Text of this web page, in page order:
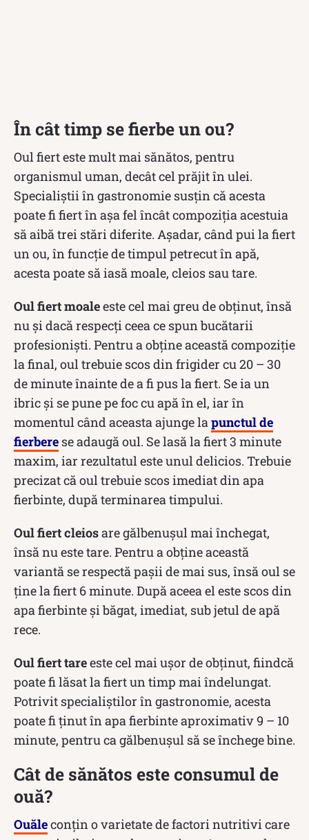
În cât timp se fierbe un ou?
Oul fiert este mult mai sănătos, pentru
organismul uman, decât cel prăjit în ulei.
Specialiștii în gastronomie susțin că acesta
poate fi fiert în așa fel încât compoziția acestuia
să aibă trei stări diferite. Așadar, când pui la fiert
un ou, în funcție de timpul petrecut în apă,
acesta poate să iasă moale, cleios sau tare.
Oul fiert moaleeste cel mai greu de obținut, însă
nu și dacă respecți ceea ce spun bucătarii
profesioniști. Pentru a obține această compoziție
la final, oul trebuie scos din frigider cu 20 – 30
de minute înainte de a fi pus la fiert. Se ia un
ibric și se pune pe foc cu apă în el, iar în
momentul când aceasta ajunge la punctul de
fierbere se adaugă oul. Se lasă la fiert 3 minute
maxim, iar rezultatul este unul delicios. Trebuie
precizat că oul trebuie scos imediat din apa
fierbinte, după terminarea timpului.
Oul fiert cleiosare gălbenușul mai închegat,
însă nu este tare. Pentru a obține această
variantă se respectă pașii de mai sus, însă oul se
ține la fiert 6 minute. După aceea el este scos din
apa fierbinte și băgat, imediat, sub jetul de apă
rece.
Oul fiert tareeste cel mai ușor de obținut, fiindcă
poate fi lăsat la fiert un timp mai îndelungat.
Potrivit specialiștilor în gastronomie, acesta
poate fi ținut în apa fierbinte aproximativ 9 – 10
minute, pentru ca gălbenușul să se închege bine.
Cât de sănătos este consumul de
ouă?
Ouăleconțin o varietate de factori nutritivi care